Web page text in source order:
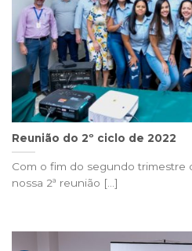
Reunião do 2º ciclo de 2022
Com o fim do segundo trimestre
nossa 2ª reunião [...]